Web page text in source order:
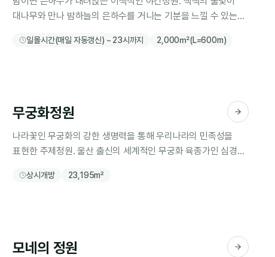
대나무와 만나 밤하늘의 은하수를 거니는 기분을 느낄 수 있는
일몰시간(매일 자동갱신) ~ 23시까지 2,000㎡(L=600m)
무궁화정원
나라꽃인 무궁화의 강한 생명력을 통해 우리나라의 민족성을
표현한 주제정원. 울산 출신의 세계적인 무궁화 육종가인 심경구
상시개방 23,195m²
모네의 정원